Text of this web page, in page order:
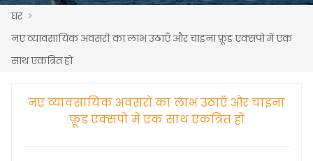
घर >
नए व्यावसायिक अवसरों का लाभ उठाएँ और चाइना फ़ूड एक्सपो में एक
साथ एकत्रित हों
नए व्यावसायिक अवसरों का लाभ उठाएँ और चाइना
फ़ूड एक्सपो में एक साथ एकत्रित हों